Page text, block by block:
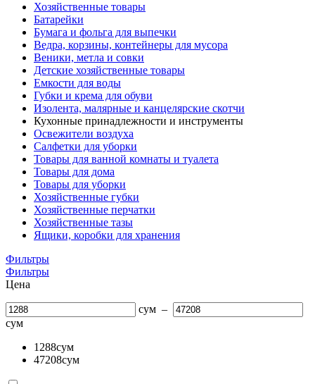
Хозяйственные товары
Батарейки
Бумага и фольга для выпечки
Ведра, корзины, контейнеры для мусора
Веники, метла и совки
Детские хозяйственные товары
Емкости для воды
Губки и крема для обуви
Изолента, малярные и канцелярские скотчи
Кухонные принадлежности и инструменты
Освежители воздуха
Салфетки для уборки
Товары для ванной комнаты и туалета
Товары для дома
Товары для уборки
Хозяйственные губки
Хозяйственные перчатки
Хозяйственные тазы
Ящики, коробки для хранения
Фильтры
Фильтры
Цена
сум –
сум
1288сум
47208сум